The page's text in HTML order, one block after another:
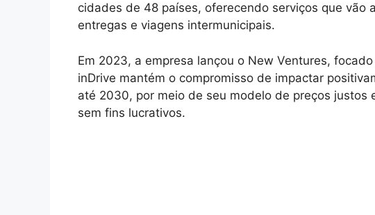
cidades de 48 países, oferecendo serviços que vão
entregas e viagens intermunicipais.
Em 2023, a empresa lançou o New Ventures,
inDrive mantém o compromisso de impactar
até 2030, por meio de seu modelo de preços justos
sem fins lucrativos.